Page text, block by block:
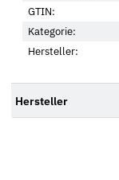
GTIN:
Kategorie:
Hersteller:
Hersteller